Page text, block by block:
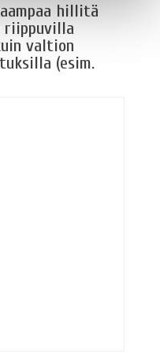
hillitä
riippuvilla
valtion
(esim.